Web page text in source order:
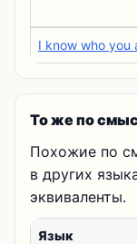
I know who you
То же по
Похожие по
в других
эквиваленты.
Язык